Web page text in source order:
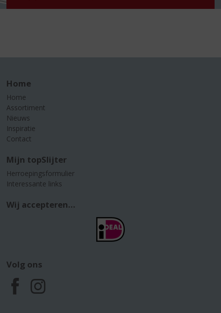
Home
Home
Assortiment
Nieuws
Inspiratie
Contact
Mijn topSlijter
Herroepingsformulier
Interessante links
Wij accepteren...
Volg ons
F
I